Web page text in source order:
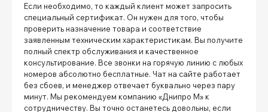
Если необходимо, то каждый клиент может запросить
специальный сертификат. Он нужен для того, чтобы
проверить назначение товара и соответствие
заявленным техническим характеристикам. Вы получите
полный спектр обслуживания и качественное
консультирование. Все звонки на горячую линию с любых
номеров абсолютно бесплатные. Чат на сайте работает
без сбоев, и менеджер отвечает буквально через пару
минут. Мы рекомендуем компанию «Днипро М» к
сотрудничеству. Вы точно останетесь довольны, если